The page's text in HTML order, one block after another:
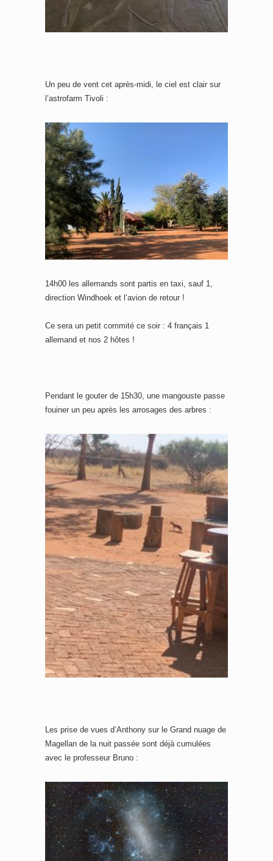
Un peu de vent cet après-midi, le ciel est clair sur
l’astrofarm Tivoli :
14h00 les allemands sont partis en taxi, sauf 1,
direction Windhoek et l’avion de retour !
Ce sera un petit commité ce soir : 4 français 1
allemand et nos 2 hôtes !
Pendant le gouter de 15h30, une mangouste passe
fouiner un peu après les arrosages des arbres :
Les prise de vues d’Anthony sur le Grand nuage de
Magellan de la nuit passée sont déjà cumulées
avec le professeur Bruno :